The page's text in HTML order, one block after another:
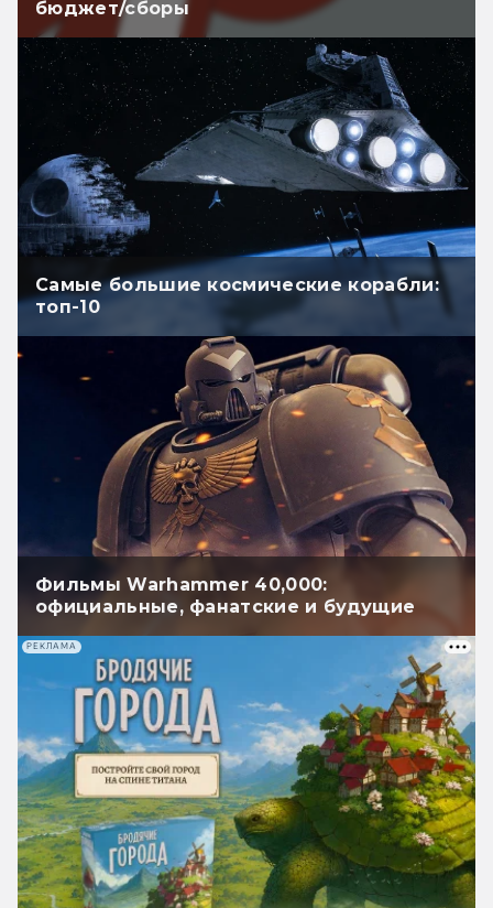
бюджет/сборы
Самые большие космические корабли:
топ-10
Фильмы Warhammer 40,000:
официальные, фанатские и будущие
РЕКЛАМА